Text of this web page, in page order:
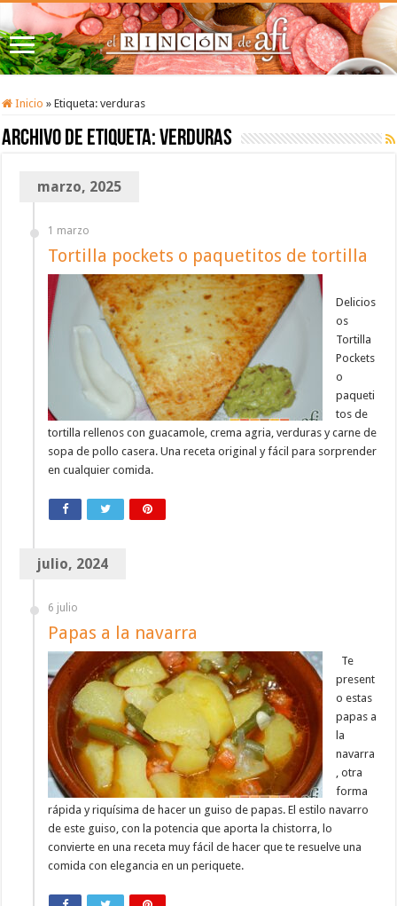
Inicio » Etiqueta:verduras
Archivo de etiqueta:verduras
marzo, 2025
1 marzo
Tortilla pockets o paquetitos de tortilla
Delicios
os
Tortilla
Pockets
o
paqueti
tos de
tortilla rellenos con guacamole, crema agria, verduras y carne de
sopa de pollo casera. Una receta original y fácil para sorprender
en cualquier comida.
julio, 2024
6 julio
Papas a la navarra
Te
present
o estas
papas a
la
navarra
, otra
forma
rápida y riquísima de hacer un guiso de papas. El estilo navarro
de este guiso, con la potencia que aporta la chistorra, lo
convierte en una receta muy fácil de hacer que te resuelve una
comida con elegancia en un periquete.